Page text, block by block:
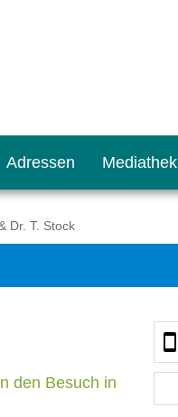
Adressen Mediathek
Dr. T. Stock
den Besuch in